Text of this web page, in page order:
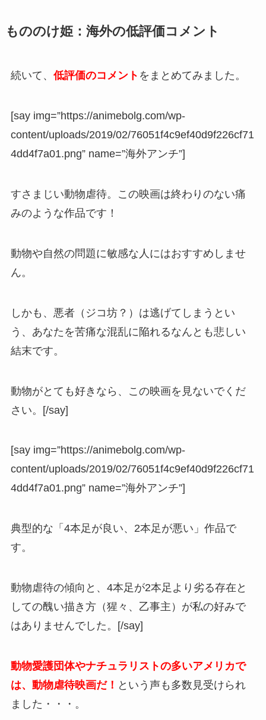
もののけ姫：海外の低評価コメント
続いて、 低評価のコメント をまとめてみました。
[say img=”https://animebolg.com/wp-
content/uploads/2019/02/76051f4c9ef40d9f226cf71
4dd4f7a01.png” name=”海外アンチ”]
すさまじい動物虐待。この映画は終わりのない痛
みのような作品です！
動物や自然の問題に敏感な人にはおすすめしませ
ん。
しかも、悪者（ジコ坊？）は逃げてしまうとい
う、あなたを苦痛な混乱に陥れるなんとも悲しい
結末です。
動物がとても好きなら、この映画を見ないでくだ
さい。[/say]
[say img=”https://animebolg.com/wp-
content/uploads/2019/02/76051f4c9ef40d9f226cf71
4dd4f7a01.png” name=”海外アンチ”]
典型的な「4本足が良い、2本足が悪い」作品で
す。
動物虐待の傾向と、4本足が2本足より劣る存在と
しての醜い描き方（猩々、乙事主）が私の好みで
はありませんでした。
[/say]
動物愛護団体やナチュラリストの多いアメリカで
は、動物虐待映画だ！ という声も多数見受けられ
ました・・・。